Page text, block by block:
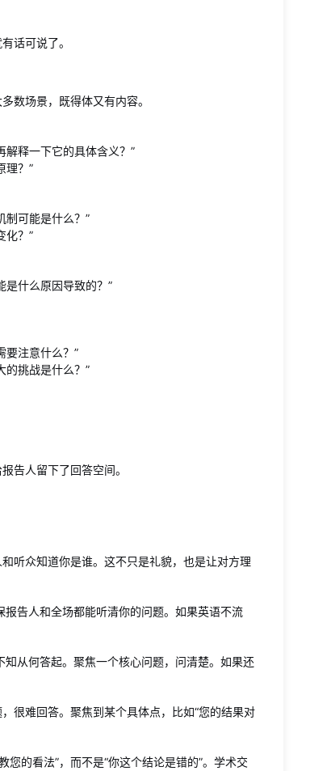
话可说了。
数场景，既得体又有内容。
解释一下它的具体含义？”
理？”
制可能是什么？”
化？”
是什么原因导致的？”
要注意什么？”
的挑战是什么？”
告人留下了回答空间。
听众知道你是谁。这不只是礼貌，也是让对方理
告人和全场都能听清你的问题。如果英语不流
从何答起。聚焦一个核心问题，问清楚。如果还
很难回答。聚焦到某个具体点，比如“您的结果对
您的看法”，而不是“你这个结论是错的”。学术交